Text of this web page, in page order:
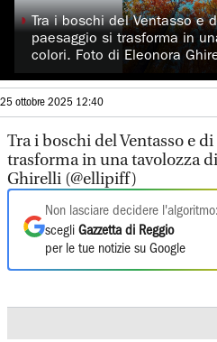
◗Tra i boschi del Ventasso e
paesaggio si trasforma in
colori. Foto di Eleonora
25 ottobre 2025 12:40
Tra i boschi del Ventasso e
trasforma in una tavolozza
Ghirelli (@ellipiff)
Non lasciare decidere l'algoritmo:
scegli Gazzetta di Reggio
per le tue notizie su Google